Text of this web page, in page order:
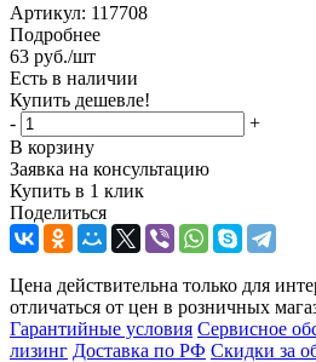
Артикул: 117708
Подробнее
63 руб./шт
Есть в наличии
Купить дешевле!
-
+
В корзину
Заявка на консультацию
Купить в 1 клик
Поделиться
Цена действительна только для
отличаться от цен в розничных
Гарантийные условия Сервисное
лизинг Доставка по РФ Скидки за